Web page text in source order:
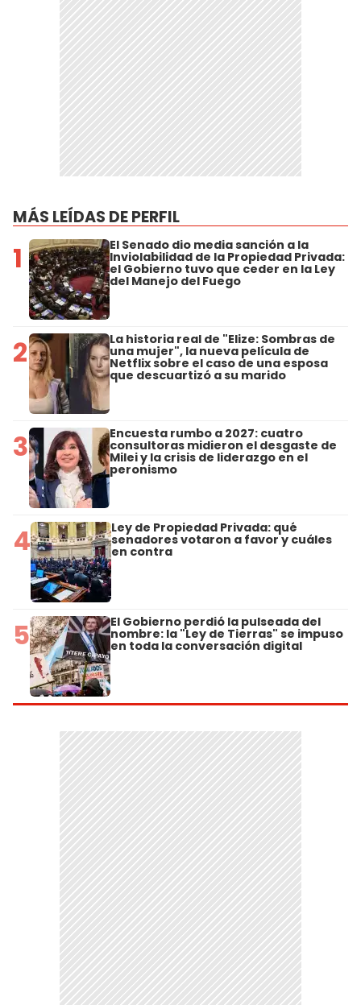
MÁS LEÍDAS DE PERFIL
1 El Senado dio media sanción a la
Inviolabilidad de la Propiedad Privada:
el Gobierno tuvo que ceder en la Ley
del Manejo del Fuego
2 La historia real de "Elize: Sombras de
una mujer", la nueva película de
Netflix sobre el caso de una esposa
que descuartizó a su marido
3 Encuesta rumbo a 2027: cuatro
consultoras midieron el desgaste de
Milei y la crisis de liderazgo en el
peronismo
4 Ley de Propiedad Privada: qué
senadores votaron a favor y cuáles
en contra
5 El Gobierno perdió la pulseada del
nombre: la "Ley de Tierras" se impuso
en toda la conversación digital